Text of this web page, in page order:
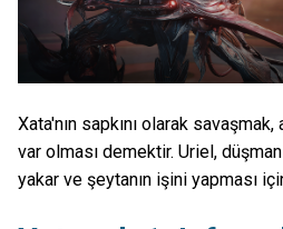
Xata'nın sapkını olarak
var olması demektir. Uriel,
yakar ve şeytanın işini yapması